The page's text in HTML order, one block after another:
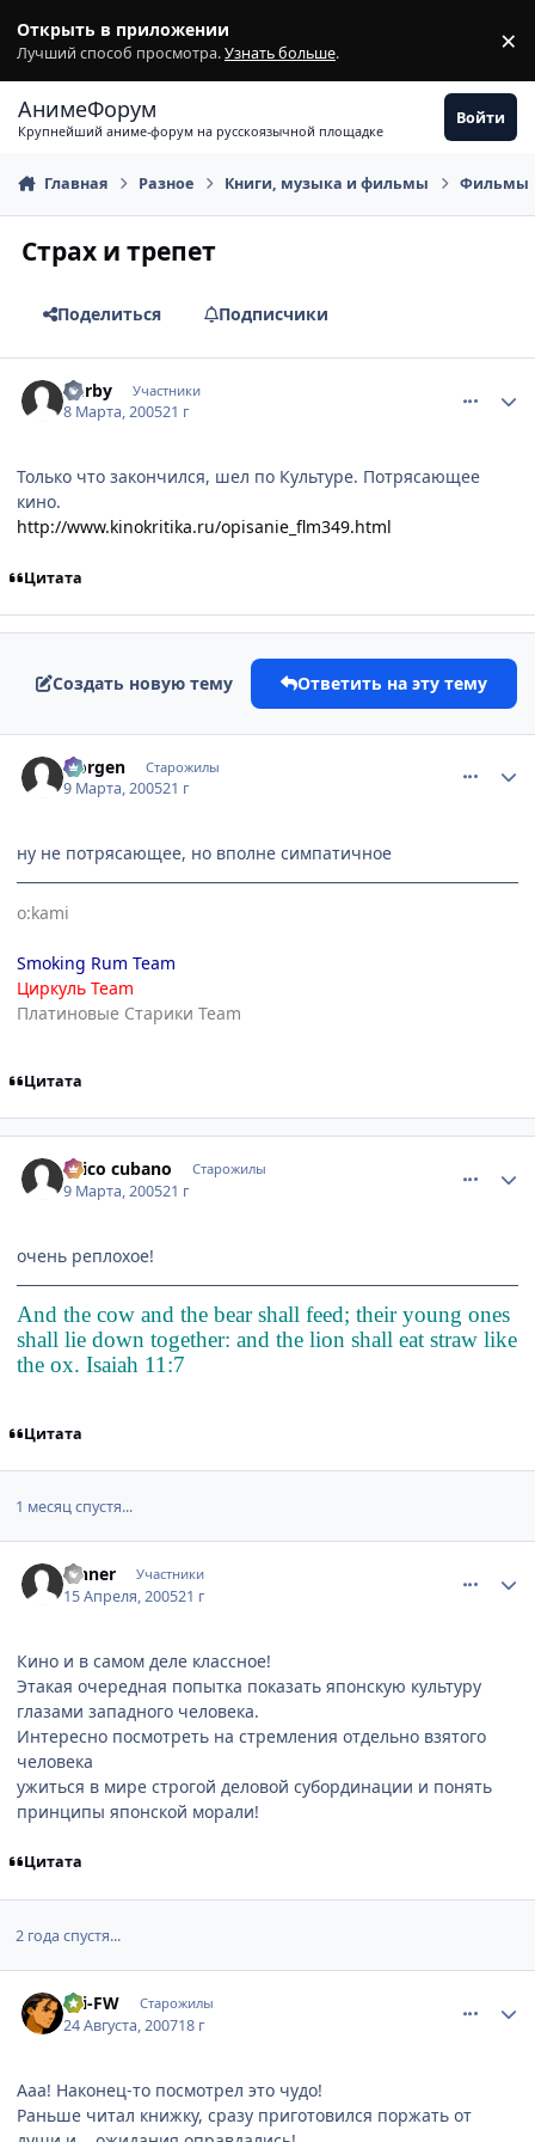
Открыть в приложении
Лучший способ просмотра.Узнать больше. ×
АнимеФорум
Крупнейший аниме-форум на русскоязычной площадке
Войти
Главная Разное Книги, музыка и фильмы Фильмы
Страх и трепет
Поделиться Подписчики
Derby Участники
8 Марта, 200521 г
Только что закончился, шел по Культуре. Потрясающее
кино.
http://www.kinokritika.ru/opisanie_flm349.html
Цитата
Создать новую тему Ответить на эту тему
Norgen Старожилы
9 Марта, 200521 г
ну не потрясающее, но вполне симпатичное
o:kami
Smoking Rum Team
Циркуль Team
Платиновые Старики Team
Цитата
chico cubano Старожилы
9 Марта, 200521 г
очень реплохое!
And the cow and the bear shall feed; their young ones
shall lie down together: and the lion shall eat straw like
the ox. Isaiah 11:7
Цитата
1 месяц спустя...
Sinner Участники
15 Апреля, 200521 г
Кино и в самом деле классное!
Этакая очередная попытка показать японскую культуру
глазами западного человека.
Интересно посмотреть на стремления отдельно взятого
человека
ужиться в мире строгой деловой субординации и понять
принципы японской морали!
Цитата
2 года спустя...
Fei-FW Старожилы
24 Августа, 200718 г
Ааа! Наконец-то посмотрел это чудо!
Раньше читал книжку, сразу приготовился поржать от